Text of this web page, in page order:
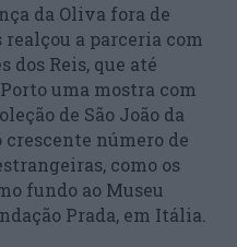
da Oliva fora de
a parceria com
dos Reis, que até
uma mostra com
de São João da
número de
como os
fundo ao Museu
Prada, em Itália.